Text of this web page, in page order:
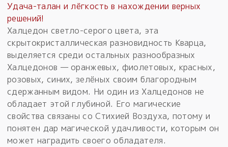
Удача-талан и лёгкость в нахождении верных
решений!
Халцедон светло-серого цвета, эта
скрытокристаллическая разновидность Кварца,
выделяется среди остальных разнообразных
Халцедонов — оранжевых, фиолетовых, красных,
розовых, синих, зелёных своим благородным
сдержанным видом. Ни один из Халцедонов не
обладает этой глубиной. Его магические
свойства связаны со Стихией Воздуха, потому и
понятен дар магической удачливости, которым он
может наградить своего обладателя.